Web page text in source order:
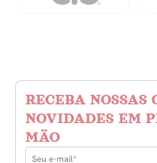
RECEBA NOSSAS
NOVIDADES EM
MÃO